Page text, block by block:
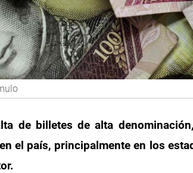
de billetes de alta
el país, principalmente en los